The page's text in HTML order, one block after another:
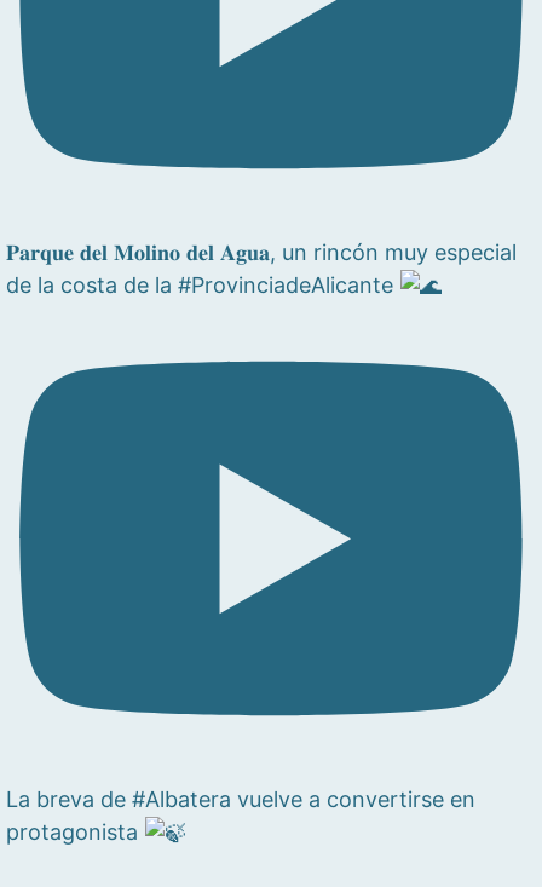
𝐏𝐚𝐫𝐪𝐮𝐞 𝐝𝐞𝐥 𝐌𝐨𝐥𝐢𝐧𝐨 𝐝𝐞𝐥 𝐀𝐠𝐮𝐚, un rincón muy especial
de la costa de la #ProvinciadeAlicante
La breva de #Albatera vuelve a convertirse en
protagonista